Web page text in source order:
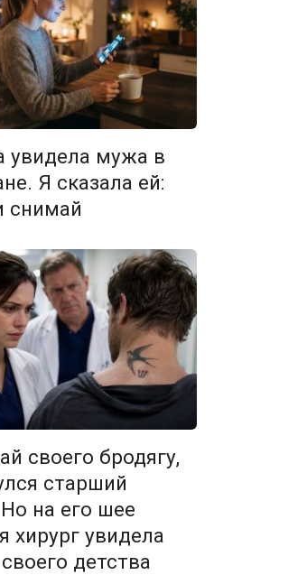
увидела мужа в
Я сказала ей:
снимай
своего бродягу,
старший
на его шее
хирург увидела
детства